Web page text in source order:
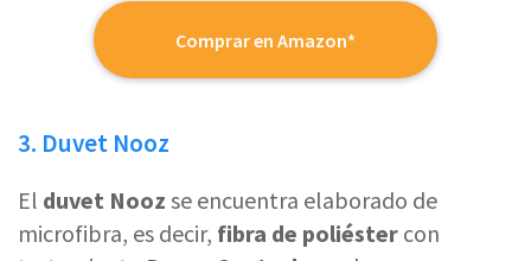
Comprar en Amazon*
3. Duvet Nooz
El duvet Nooz se encuentra elaborado de
microfibra, es decir, fibra de poliéster con